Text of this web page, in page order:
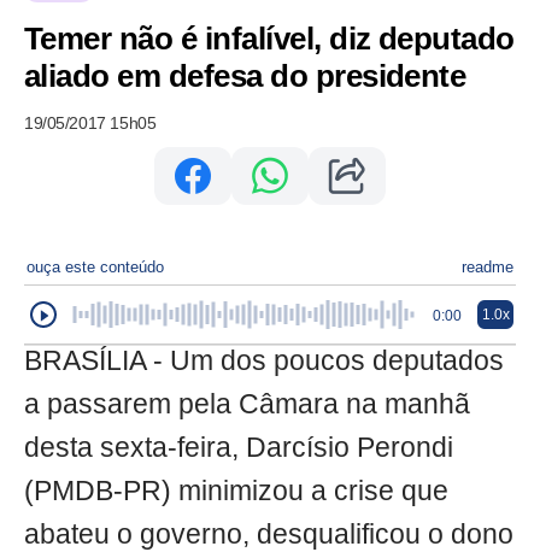
Temer não é infalível, diz deputado
aliado em defesa do presidente
19/05/2017 15h05
ouça este conteúdo readme
0:00 1.0x
BRASÍLIA - Um dos poucos deputados
a passarem pela Câmara na manhã
desta sexta-feira, Darcísio Perondi
(PMDB-PR) minimizou a crise que
abateu o governo, desqualificou o dono